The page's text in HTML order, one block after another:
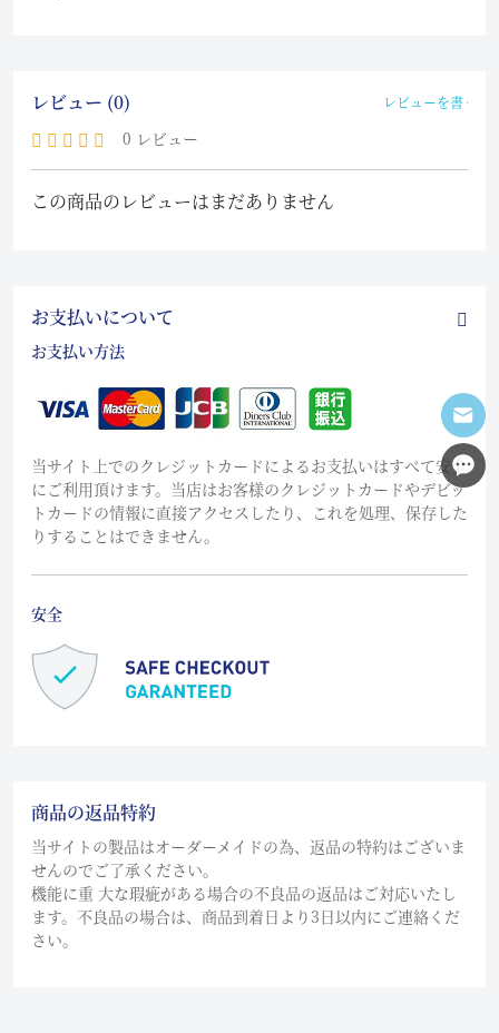
レビュー (0) レビューを書く
0 レビュー
この商品のレビューはまだありません
お支払いについて
お支払い方法
当サイト上でのクレジットカードによるお支払いはすべて安全
にご利用頂けます。当店はお客様のクレジットカードやデビッ
トカードの情報に直接アクセスしたり、これを処理、保存した
りすることはできません。
安全
商品の返品特約
当サイトの製品はオーダーメイドの為、返品の特約はございま
せんのでご了承ください。
機能に重 大な瑕疵がある場合の不良品の返品はご対応いたし
ます。不良品の場合は、商品到着日より3日以内にご連絡くだ
さい。